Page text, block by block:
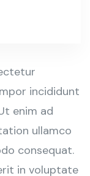
incididunt
enim ad
ullamco
consequat.
in voluptate